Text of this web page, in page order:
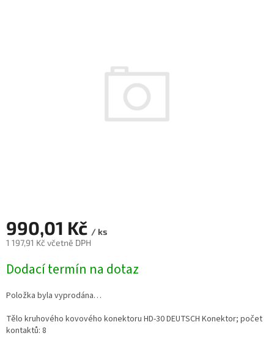
990,01 Kč / ks
1 197,91 Kč včetně DPH
cena:
Dodací termín na dotaz
Položka byla vyprodána…
Tělo kruhového kovového konektoru HD-30 DEUTSCH Konektor; počet
kontaktů: 8